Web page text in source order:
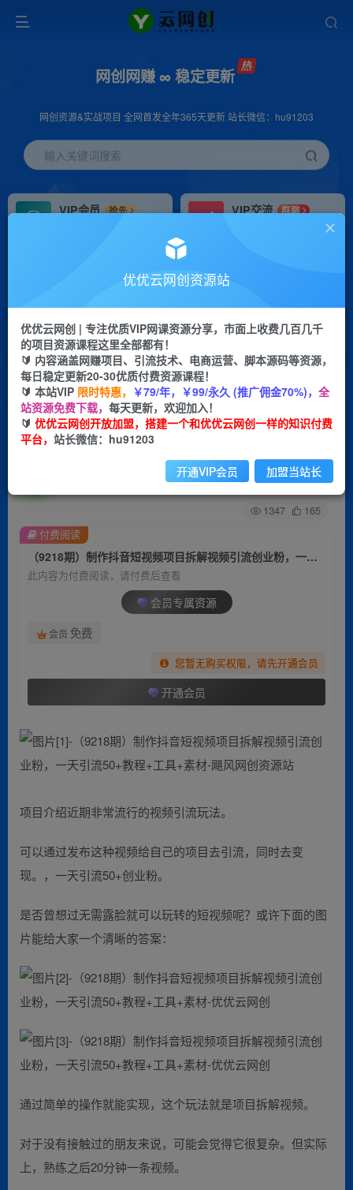
网创网赚 ∞ 稳定更新
网创资源&实战项目 全网首发全年365天更新 站长微信：hu91203
输入关键词搜索
VIP会员
抢先
VIP交流
群聊
研究探讨更多创业项目路子。
会员专属推广链接
挂机 项目
脚本卡密
APP下载
GO
首页 创业课程 会员专属 正文
（9218期）制作抖音短视频项目拆解视频引流创
业粉，一天引流50+教程+工具+素材
关注 私信
1347 165
（9218期）制作抖音短视频项目拆解视频引流创业粉，一天引流50+教程+工具+素材
此内容为付费阅读，请付费后查看
会员专属资源
会员 免费
您暂无购买权限，请先开通会员
开通会员
付费阅读
项目介绍近期非常流行的视频引流玩法。
可以通过发布这种视频给自己的项目去引流，同时去变
现。，一天引流50+创业粉。
是否曾想过无需露脸就可以玩转的短视频呢？或许下面的图
片能给大家一个清晰的答案：
通过简单的操作就能实现，这个玩法就是项目拆解视频。
对于没有接触过的朋友来说，可能会觉得它很复杂。但实际
上，熟练之后20分钟一条视频。
优优云网创资源站
优优云网创 | 专注优质VIP网课资源分享，市面上收费几百几千
的项目资源课程这里全部都有！
🔰 内容涵盖网赚项目、引流技术、电商运营、脚本源码等资源，
每日稳定更新20-30优质付费资源课程！
🔰 本站VIP 限时特惠， ￥79/年，￥99/永久 (推广佣金70%)， 全
站资源免费下载， 每天更新，欢迎加入！
🔰 优优云网创开放加盟，搭建一个和优优云网创一样的知识付费
平台， 站长微信：hu91203
开通VIP会员 加盟当站长